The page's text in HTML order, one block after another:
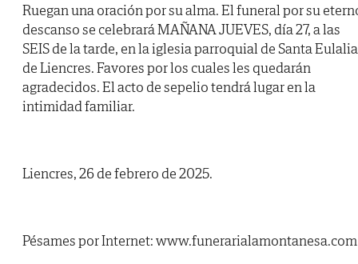
Ruegan una oración por su alma. El funeral por su
descanso se celebrará MAÑANA JUEVES, día 27, a las
SEIS de la tarde, en la iglesia parroquial de Santa Eulalia
de Liencres. Favores por los cuales les quedarán
agradecidos. El acto de sepelio tendrá lugar en la
intimidad familiar.
Liencres, 26 de febrero de 2025.
Pésames por Internet: www.funerarialamontanesa.com